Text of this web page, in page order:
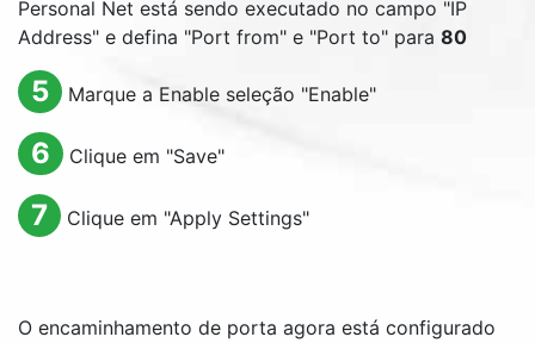
Personal Net está sendo executado no campo "IP
Address" e defina "Port from" e "Port to" para 80
5 Marque a Enableseleção "Enable"
6 Clique em "Save"
7 Clique em "Apply Settings"
O encaminhamento de porta agora está configurado